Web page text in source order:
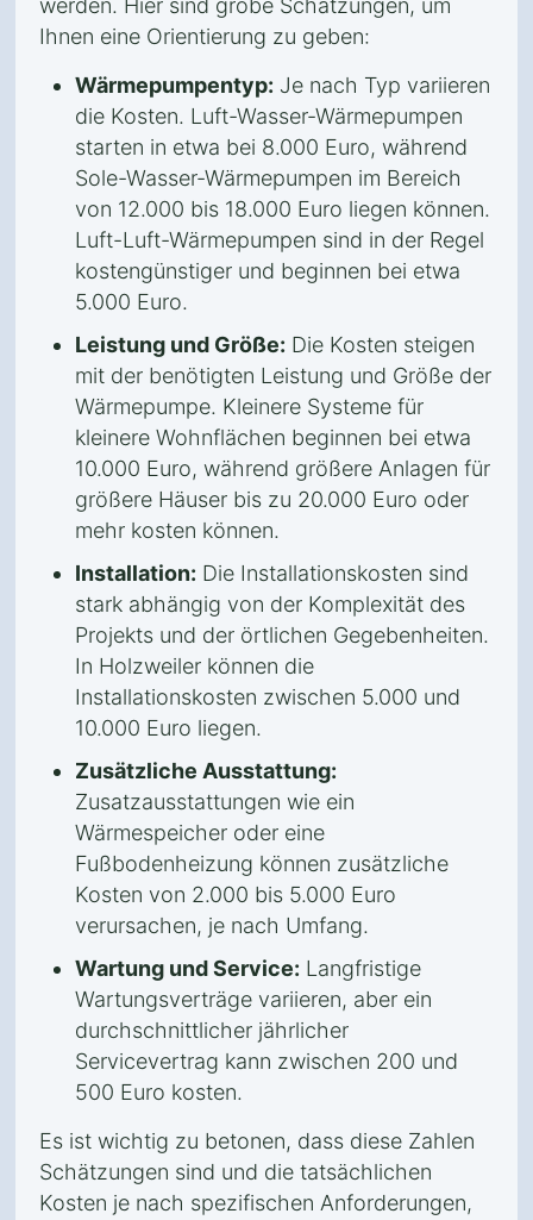
werden. Hier sind grobe Schätzungen, um
Ihnen eine Orientierung zu geben:
Wärmepumpentyp: Je nach Typ variieren
die Kosten. Luft-Wasser-Wärmepumpen
starten in etwa bei 8.000 Euro, während
Sole-Wasser-Wärmepumpen im Bereich
von 12.000 bis 18.000 Euro liegen können.
Luft-Luft-Wärmepumpen sind in der Regel
kostengünstiger und beginnen bei etwa
5.000 Euro.
Leistung und Größe: Die Kosten steigen
mit der benötigten Leistung und Größe der
Wärmepumpe. Kleinere Systeme für
kleinere Wohnflächen beginnen bei etwa
10.000 Euro, während größere Anlagen für
größere Häuser bis zu 20.000 Euro oder
mehr kosten können.
Installation: Die Installationskosten sind
stark abhängig von der Komplexität des
Projekts und der örtlichen Gegebenheiten.
In Holzweiler können die
Installationskosten zwischen 5.000 und
10.000 Euro liegen.
Zusätzliche Ausstattung:
Zusatzausstattungen wie ein
Wärmespeicher oder eine
Fußbodenheizung können zusätzliche
Kosten von 2.000 bis 5.000 Euro
verursachen, je nach Umfang.
Wartung und Service: Langfristige
Wartungsverträge variieren, aber ein
durchschnittlicher jährlicher
Servicevertrag kann zwischen 200 und
500 Euro kosten.
Es ist wichtig zu betonen, dass diese Zahlen
Schätzungen sind und die tatsächlichen
Kosten je nach spezifischen Anforderungen,